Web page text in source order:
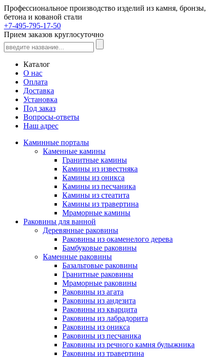
Профессиональное производство изделий из камня, бронзы,
бетона и кованой стали
+7-495-795-17-50
Прием заказов круглосуточно
Каталог
О нас
Оплата
Доставка
Установка
Под заказ
Вопросы-ответы
Наш адрес
Каминные порталы
Каменные камины
Гранитные камины
Камины из известняка
Камины из оникса
Камины из песчаника
Камины из стеатита
Камины из травертина
Мраморные камины
Раковины для ванной
Деревянные раковины
Раковины из окаменелого дерева
Бамбуковые раковины
Каменные раковины
Базальтовые раковины
Гранитные раковины
Мраморные раковины
Раковины из агата
Раковины из андезита
Раковины из кварцита
Раковины из лабрадорита
Раковины из оникса
Раковины из песчаника
Раковины из речного камня булыжника
Раковины из травертина